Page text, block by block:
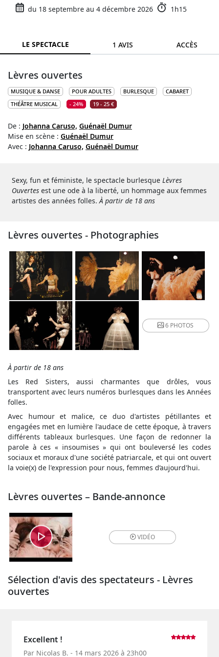
du 18 septembre au 4 décembre 2026 1h15
LE SPECTACLE 1 AVIS ACCÈS
Lèvres ouvertes
MUSIQUE & DANSE POUR ADULTES BURLESQUE
CABARET
THÉÂTRE MUSICAL
- 24% 19 - 25 €
De : Johanna Caruso, Guénaël Dumur
Mise en scène : Guénaël Dumur
Avec : Johanna Caruso, Guénaël Dumur
Sexy, fun et féministe, le spectacle burlesque Lèvres
Ouvertes est une ode à la liberté, un hommage aux femmes
artistes des années folles. À partir de 18 ans
Lèvres ouvertes - Photographies
6 PHOTOS
À partir de 18 ans
Les Red Sisters, aussi charmantes que drôles, vous
transportent avec leurs numéros burlesques dans les Années
folles.
Avec humour et malice, ce duo d'artistes pétillantes et
engagées met en lumière l'audace de cette époque, à travers
différents tableaux burlesques. Une façon de redonner la
parole à ces « insoumises » qui ont bouleversé les codes
sociaux et moraux d'une société patriarcale, et qui ont ouvert
la voie(x) de l'expression pour nous, femmes d’aujourd'hui.
Lèvres ouvertes – Bande-annonce
VIDÉO
Sélection d'avis des spectateurs - Lèvres
ouvertes
Excellent !
Par Nicolas B. - 14 mars 2026 à 23h00